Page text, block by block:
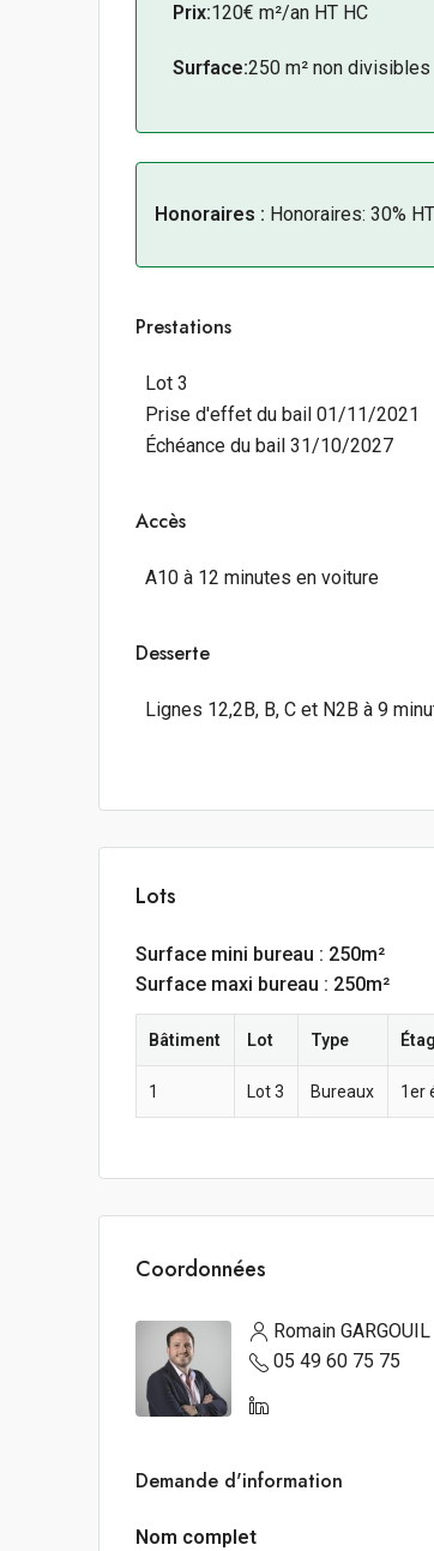
Prix:120€ m²/an HT HC
Surface:250 m² non divisibles
Honoraires : Honoraires: 30%
Prestations
Lot 3
Prise d'effet du bail 01/11/2021
Échéance du bail 31/10/2027
Accès
A10 à 12 minutes en voiture
Desserte
Lignes 12,2B, B, C et N2B à 9
Lots
Surface mini bureau : 250m²
Surface maxi bureau : 250m²
Bâtiment Lot Type
1 Lot 3 Bureaux 1er
Coordonnées
Romain GARGOUIL
05 49 60 75 75
Demande d'information
Nom complet